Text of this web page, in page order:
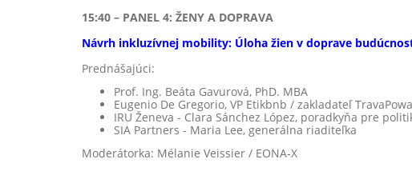
15:40 – PANEL 4: ŽENY A DOPRAVA
Návrh inkluzívnej mobility: Úloha žien v doprave
Prednášajúci:
Prof. Ing. Beáta Gavurová, PhD. MBA
Eugenio De Gregorio, VP Etikbnb / zakladateľ
IRU Ženeva - Clara Sánchez López, poradkyňa pre
SIA Partners - Maria Lee, generálna riaditeľka
Moderátorka: Mélanie Veissier / EONA-X